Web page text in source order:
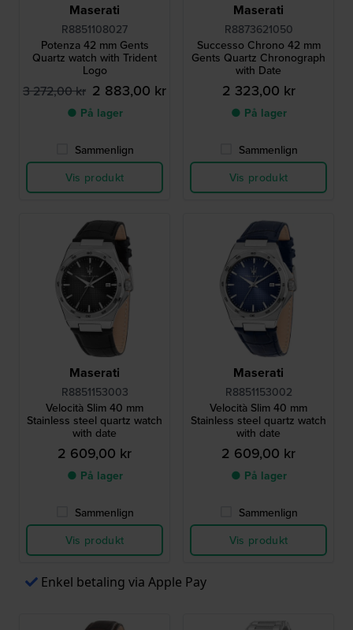
Maserati
R8851108027
Potenza 42 mm Gents
Quartz watch with Trident
Logo
3 272,00 kr 2 883,00 kr
● På lager
Sammenlign
Vis produkt
Maserati
R8873621050
Successo Chrono 42 mm
Gents Quartz Chronograph
with Date
2 323,00 kr
● På lager
Sammenlign
Vis produkt
Maserati
R8851153003
Velocità Slim 40 mm
Stainless steel quartz watch
with date
2 609,00 kr
● På lager
Sammenlign
Vis produkt
Maserati
R8851153002
Velocità Slim 40 mm
Stainless steel quartz watch
with date
2 609,00 kr
● På lager
Sammenlign
Vis produkt
Enkel betaling via Apple Pay